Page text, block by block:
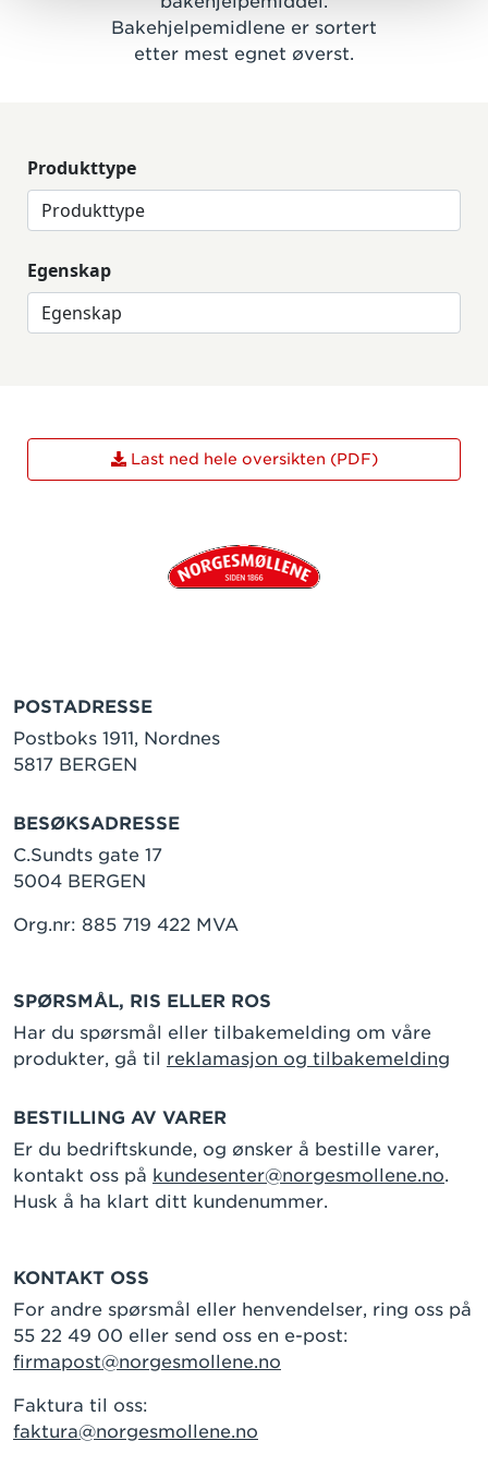
Bakehjelpemidlene er sortert
etter mest egnet øverst.
Produkttype
Egenskap
Last ned hele oversikten (PDF)
POSTADRESSE
Postboks 1911, Nordnes
5817 BERGEN
BESØKSADRESSE
C.Sundts gate 17
5004 BERGEN
Org.nr: 885 719 422 MVA
SPØRSMÅL, RIS ELLER ROS
Har du spørsmål eller tilbakemelding om våre
produkter, gå til reklamasjon og tilbakemelding
BESTILLING AV VARER
Er du bedriftskunde, og ønsker å bestille varer,
kontakt oss på kundesenter@norgesmollene.no.
Husk å ha klart ditt kundenummer.
KONTAKT OSS
For andre spørsmål eller henvendelser, ring oss på
55 22 49 00 eller send oss en e-post:
firmapost@norgesmollene.no
Faktura til oss:
faktura@norgesmollene.no